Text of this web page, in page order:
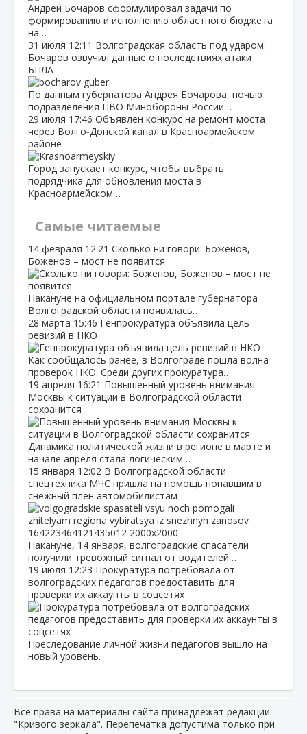
Андрей Бочаров сформулировал задачи по
формированию и исполнению областного бюджета
на…
31 июля 12:11 Волгоградская область под ударом:
Бочаров озвучил данные о последствиях атаки
БПЛА
По данным губернатора Андрея Бочарова, ночью
подразделения ПВО Минобороны России…
29 июля 17:46 Объявлен конкурс на ремонт моста
через Волго‑Донской канал в Красноармейском
районе
Город запускает конкурс, чтобы выбрать
подрядчика для обновления моста в
Красноармейском…
Самые читаемые
14 февраля 12:21 Сколько ни говори: Боженов,
Боженов – мост не появится
Накануне на официальном портале губернатора
Волгоградской области появилась…
28 марта 15:46 Генпрокуратура объявила цель
ревизий в НКО
Как сообщалось ранее, в Волгограде пошла волна
проверок НКО. Среди других прокуратура…
19 апреля 16:21 Повышенный уровень внимания
Москвы к ситуации в Волгоградской области
сохранится
Динамика политической жизни в регионе в марте и
начале апреля стала логическим…
15 января 12:02 В Волгоградской области
спецтехника МЧС пришла на помощь попавшим в
снежный плен автомобилистам
Накануне, 14 января, волгоградские спасатели
получили тревожный сигнал от водителей…
19 июля 12:23 Прокуратура потребовала от
волгоградских педагогов предоставить для
проверки их аккаунты в соцсетях
Преследование личной жизни педагогов вышло на
новый уровень.
Все права на материалы сайта принадлежат редакции
"Кривого зеркала". Перепечатка допустима только при